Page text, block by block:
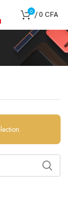
0 /0 CFA